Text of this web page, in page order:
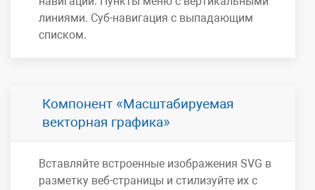
линиями. Суб-навигация с выпадающим
списком.
Компонент
Масштабируемая
векторная графика
Вставляйте встроенные изображения SVG в
разметку веб-страницы и стилизуйте их с